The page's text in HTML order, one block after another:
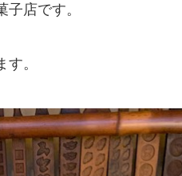
店です。
。